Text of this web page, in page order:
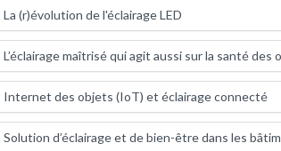
La (r)évolution de l'éclairage LED
L’éclairage maîtrisé qui agit aussi sur la santé des
Internet des objets (IoT) et éclairage connecté
Solution d’éclairage et de bien-être dans les